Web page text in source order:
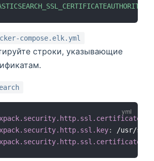
compose.elk.yml
строки, указывающие
xpack.security.http.ssl.key:
/usr/
xpack.security.http.ssl.certificate